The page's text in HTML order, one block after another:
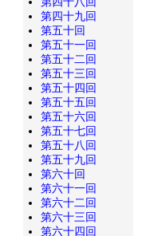
第四十九回
第五十回
第五十一回
第五十二回
第五十三回
第五十四回
第五十五回
第五十六回
第五十七回
第五十八回
第五十九回
第六十回
第六十一回
第六十二回
第六十三回
第六十四回